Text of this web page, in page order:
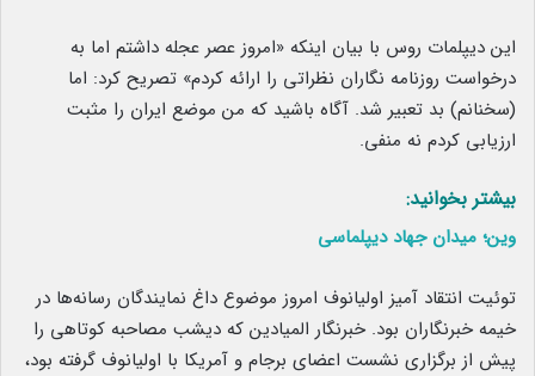
این دیپلمات روس با بیان اینکه «امروز عصر عجله داشتم اما به
درخواست روزنامه نگاران نظراتی را ارائه کردم» تصریح کرد: اما
(سخنانم) بد تعبیر شد. آگاه باشید که من موضع ایران را مثبت
ارزیابی کردم نه منفی.
بیشتر بخوانید:
وین؛ میدان جهاد دیپلماسی
توئیت انتقاد آمیز اولیانوف امروز موضوع داغ نمایندگان رسانه‌ها در
خیمه خبرنگاران بود. خبرنگار المیادین که دیشب مصاحبه کوتاهی را
پیش از برگزاری نشست اعضای برجام و آمریکا با اولیانوف گرفته بود،